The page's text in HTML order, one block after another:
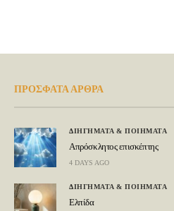
ΠΡΟΣΦΑΤΑ ΑΡΘΡΑ
ΔΙΗΓΗΜΑΤΑ & ΠΟΙΗΜΑΤΑ
Απρόσκλητος επισκέπτης
4 DAYS AGO
ΔΙΗΓΗΜΑΤΑ & ΠΟΙΗΜΑΤΑ
Ελπίδα